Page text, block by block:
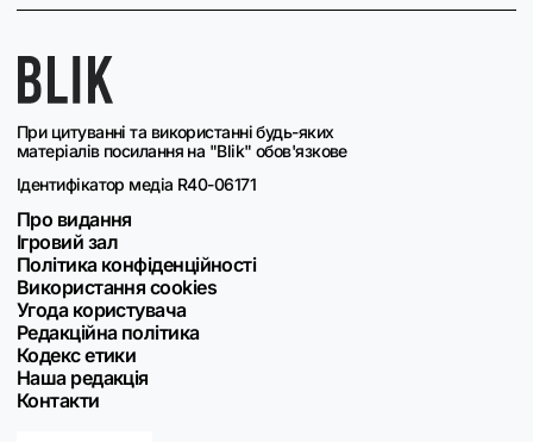
При цитуванні та використанні будь-яких
матеріалів посилання на "Blik" обов'язкове
Ідентифікатор медіа R40-06171
Про видання
Ігровий зал
Політика конфіденційності
Використання cookies
Угода користувача
Редакційна політика
Кодекс етики
Наша редакція
Контакти